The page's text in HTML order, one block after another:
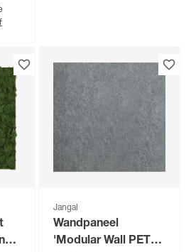
Jangal
Wandpaneel
'Modular Wall PET